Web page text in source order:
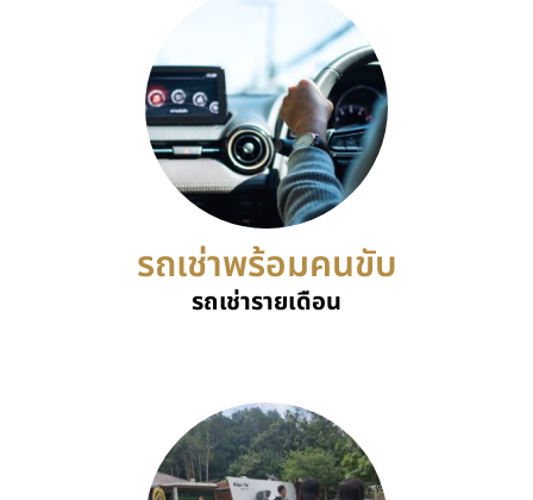
รถเช่าพร้อมคนขับ
รถเช่ารายเดือน